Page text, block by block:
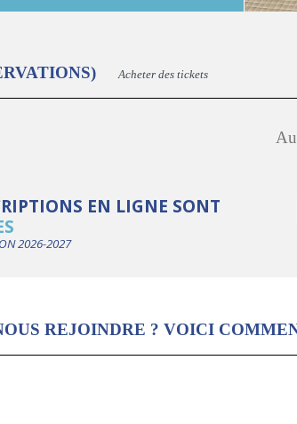
Acheter des tickets
EN LIGNE SONT
2026-2027
REJOINDRE ? VOICI